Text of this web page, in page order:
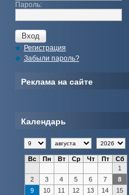
Пароль:
Регистрация
Забыли пароль?
Реклама на сайте
Календарь
Вс Пн Вт Ср Чт Пт
Сб
1
2
3 4 5 6 7
8
9
10 11 12 13 14
15